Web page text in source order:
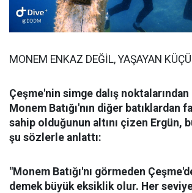
MONEM ENKAZ DEĞİL, YAŞAYAN
Çeşme'nin simge dalış
Monem Batığı'nın diğer batıklardan
sahip olduğunun altını çizen Ergün,
şu sözlerle anlattı:
"Monem Batığı'nı görmeden
demek büyük eksiklik olur. Her